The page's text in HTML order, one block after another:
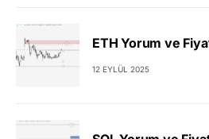
ETH Yorum ve
12 EYLÜL 2025